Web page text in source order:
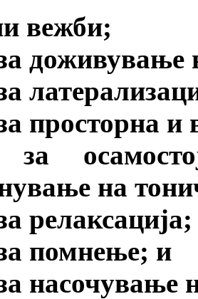
вежби;
доживување
просторна и
за
на
релаксација;
помнење; и
насочување